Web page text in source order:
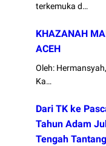
terkemuka d…
KHAZANAH
ACEH
Oleh:
Ka…
Dari TK ke
Tahun Adam
Tengah